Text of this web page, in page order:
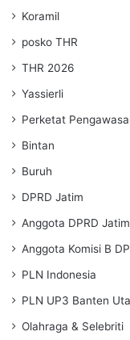
Koramil
posko THR
THR 2026
Yassierli
Perketat
Bintan
Buruh
DPRD Jatim
Anggota DPRD Jatim
Anggota Komisi B
PLN Indonesia
PLN UP3 Banten
Olahraga & Selebriti